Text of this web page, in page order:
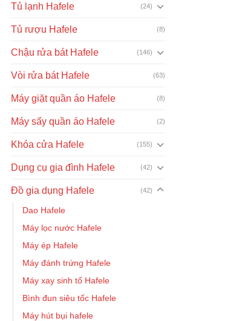
Tủ lạnh Hafele (24)
Tủ rượu Hafele (8)
Chậu rửa bát Hafele (146)
Vòi rửa bát Hafele (63)
Máy giặt quần áo Hafele (8)
Máy sấy quần áo Hafele (2)
Khóa cửa Hafele (155)
Dụng cụ gia đình Hafele (42)
Đồ gia dụng Hafele (42)
Dao Hafele
Máy lọc nước Hafele
Máy ép Hafele
Máy đánh trứng Hafele
Máy xay sinh tố Hafele
Bình đun siêu tốc Hafele
Máy hút bụi hafele